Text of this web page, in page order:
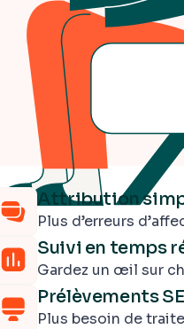
Attribution
Plus d’erreurs
Suivi en temps
Gardez un œil sur
Prélèvements
Plus besoin de